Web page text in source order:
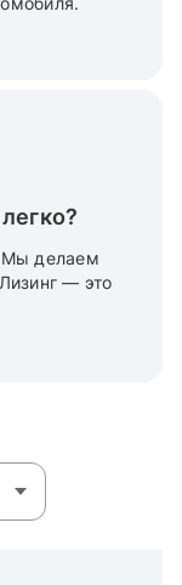
Мы делаем
— это